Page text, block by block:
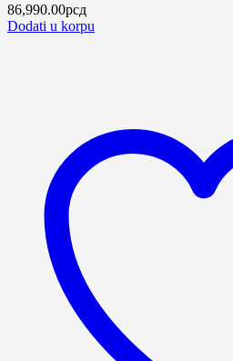
86,990.00рсд
Dodati u korpu